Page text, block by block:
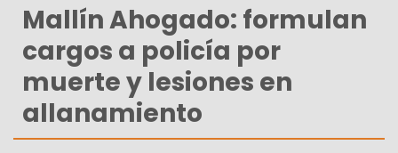
Mallín Ahogado: formulan
cargos a policía por
muerte y lesiones en
allanamiento